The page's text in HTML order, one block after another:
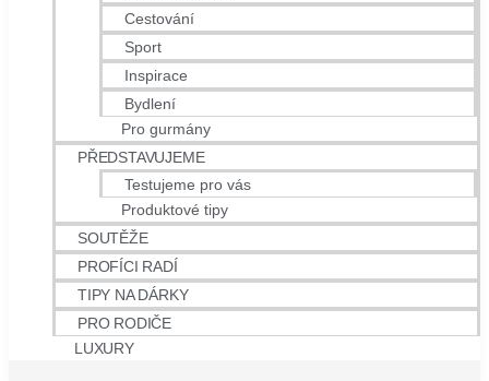
Cestování
Sport
Inspirace
Bydlení
Pro gurmány
PŘEDSTAVUJEME
Testujeme pro vás
Produktové tipy
SOUTĚŽE
PROFÍCI RADÍ
TIPY NA DÁRKY
PRO RODIČE
LUXURY